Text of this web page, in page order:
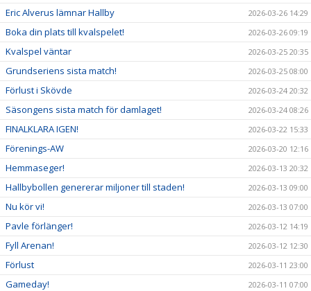
Eric Alverus lämnar Hallby 2026-03-26 14:29
Boka din plats till kvalspelet! 2026-03-26 09:19
Kvalspel väntar 2026-03-25 20:35
Grundseriens sista match! 2026-03-25 08:00
Förlust i Skövde 2026-03-24 20:32
Säsongens sista match för damlaget! 2026-03-24 08:26
FINALKLARA IGEN! 2026-03-22 15:33
Förenings-AW 2026-03-20 12:16
Hemmaseger! 2026-03-13 20:32
Hallbybollen genererar miljoner till staden! 2026-03-13 09:00
Nu kör vi! 2026-03-13 07:00
Pavle förlänger! 2026-03-12 14:19
Fyll Arenan! 2026-03-12 12:30
Förlust 2026-03-11 23:00
Gameday! 2026-03-11 07:00